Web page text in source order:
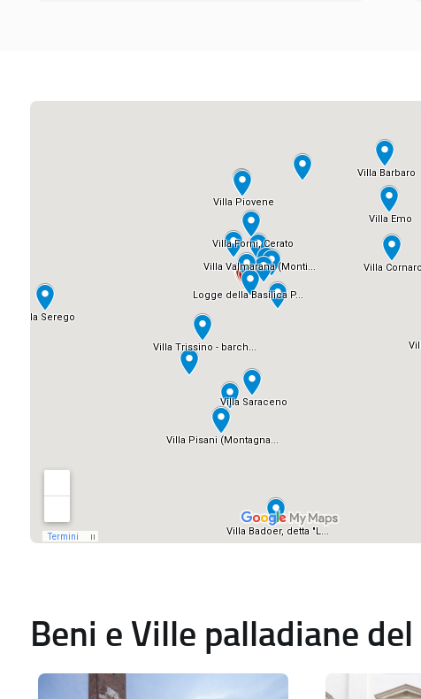
Beni e Ville palladiane del